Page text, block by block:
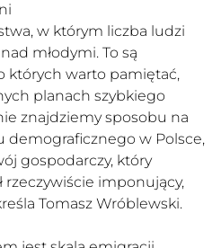
w którym liczba ludzi
młodymi. To są
których warto pamiętać,
planach szybkiego
znajdziemy sposobu na
demograficznego w Polsce,
gospodarczy, który
rzeczywiście imponujący,
Tomasz Wróblewski.